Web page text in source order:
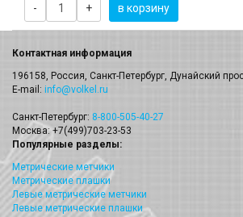
- + в корзину
Контактная информация
196158, Россия, Санкт-Петербург, Дунайский
E-mail: info@volkel.ru
Санкт-Петербург: 8-800-505-40-27
Москва: +7(499)703-23-53
Популярные разделы:
Метрические метчики
Метрические плашки
Левые метрические метчики
Левые метрические плашки